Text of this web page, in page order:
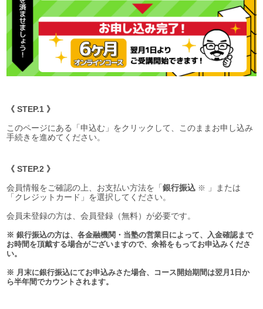
《 STEP.1 》
このページにある「申込む」をクリックして、このままお申し込み
手続きを進めてください。
《 STEP.2 》
会員情報をご確認の上、お支払い方法を「銀行振込 ※
」または
「クレジットカード」を選択してください。
会員未登録の方は、会員登録（無料）が必要です。
※ 銀行振込の方は、各金融機関・当塾の営業日によって、入金確認まで
お時間を頂戴する場合がございますので、余裕をもってお申込みくださ
い。
※ 月末に銀行振込にてお申込みさた場合、コース開始期間は翌月1日か
ら半年間でカウントされます。